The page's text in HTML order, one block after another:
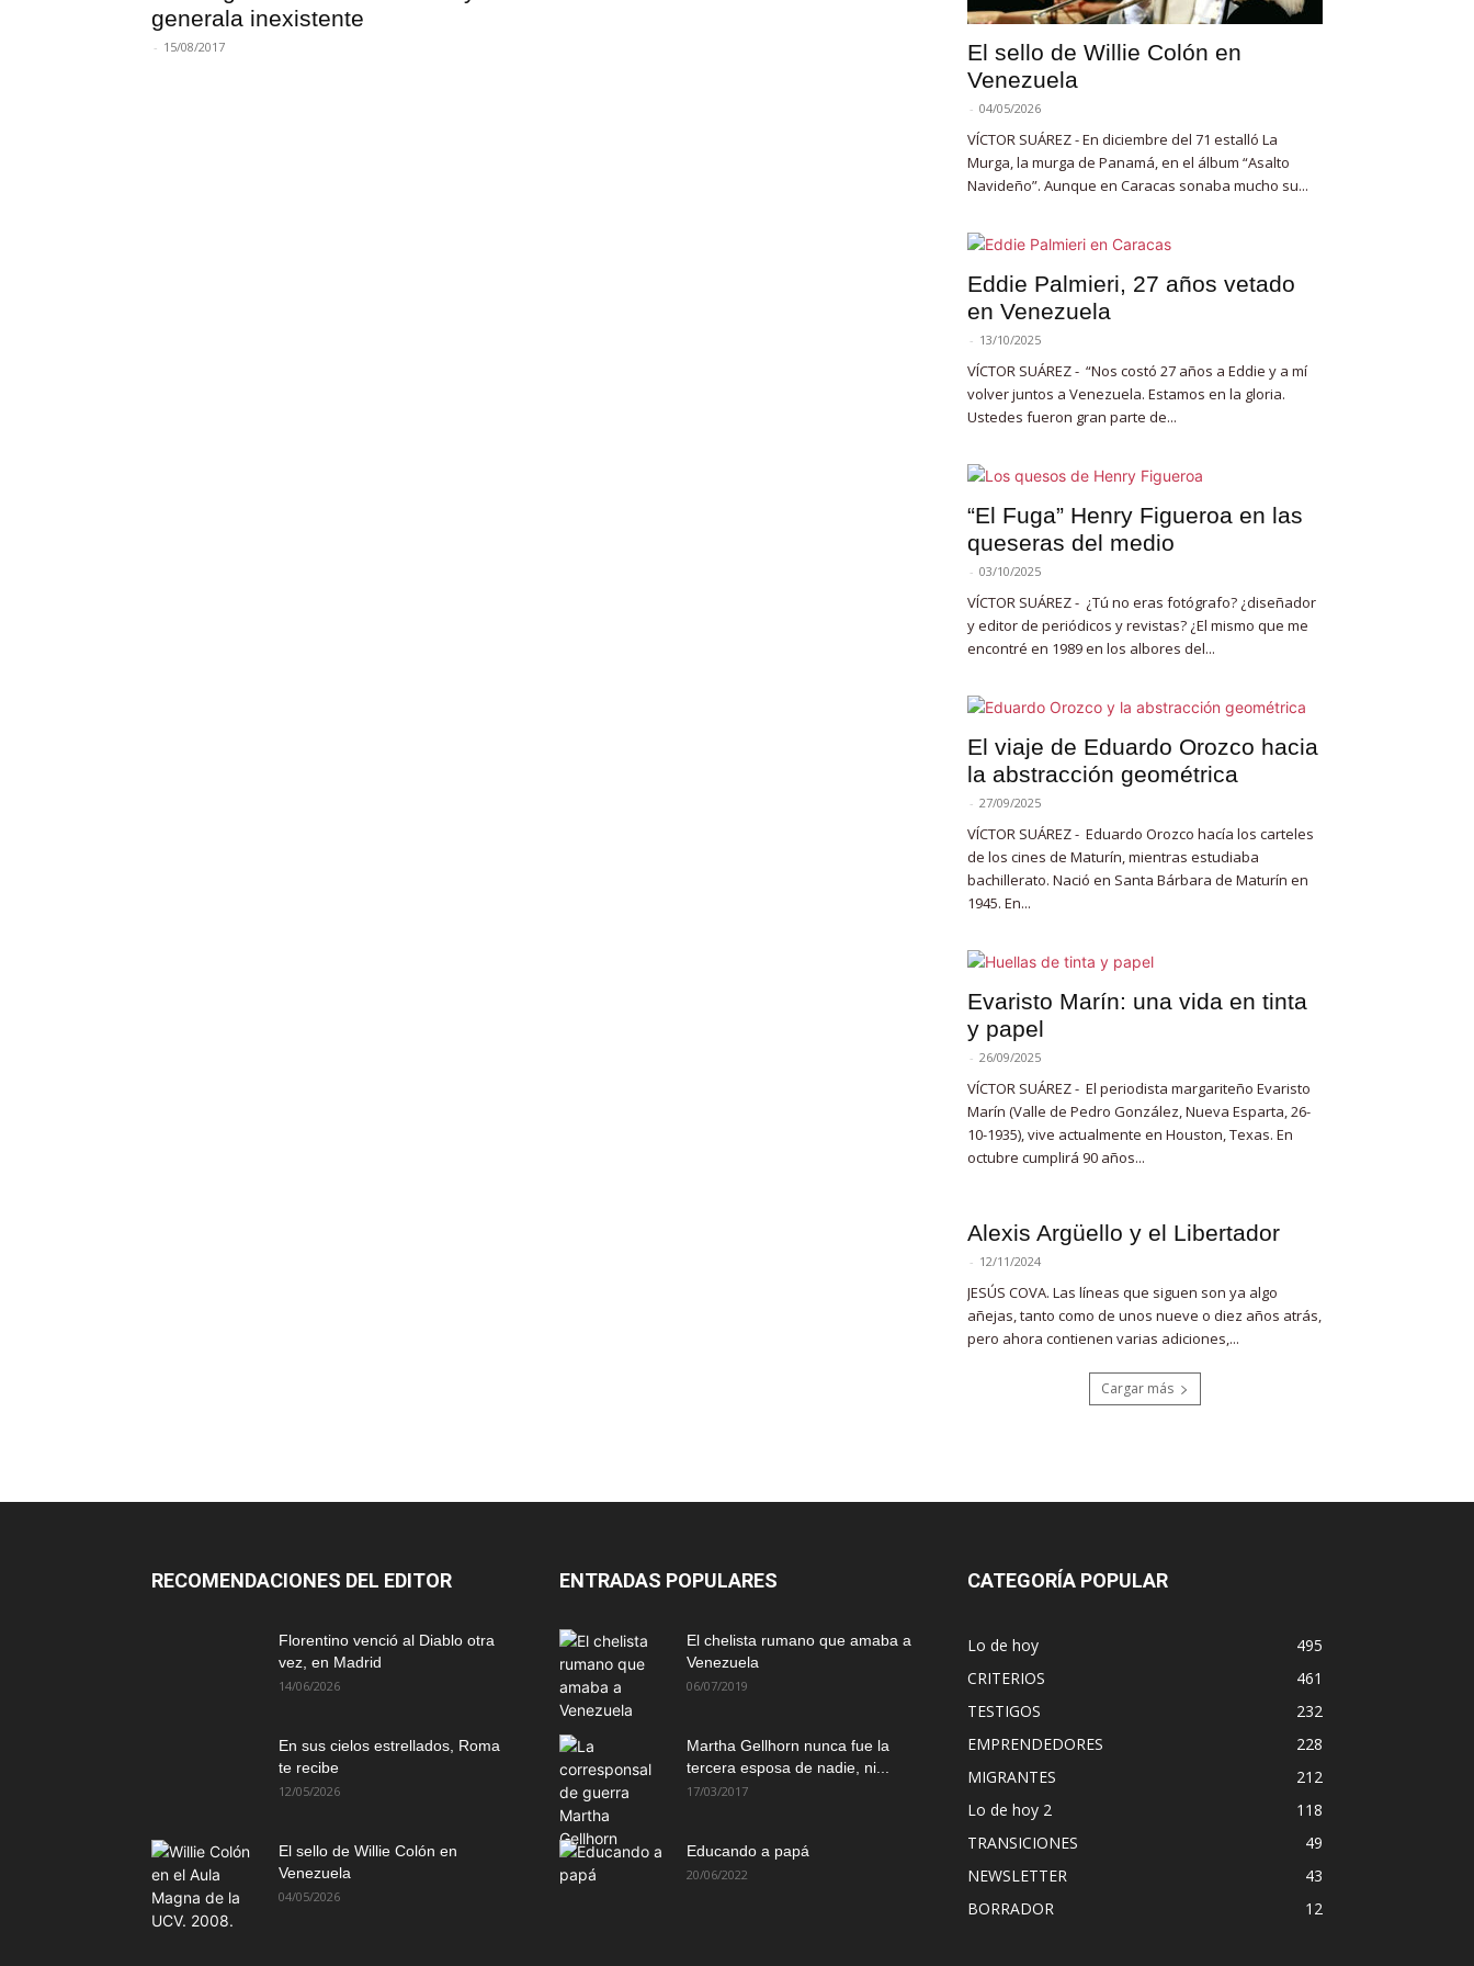
generala inexistente
- 15/08/2017
El sello de Willie Colón en
Venezuela
- 04/05/2026
VÍCTOR SUÁREZ - En diciembre del 71 estalló La
Murga, la murga de Panamá, en el álbum “Asalto
Navideño”. Aunque en Caracas sonaba mucho su...
Eddie Palmieri, 27 años vetado
en Venezuela
- 13/10/2025
VÍCTOR SUÁREZ - “Nos costó 27 años a Eddie y a mí
volver juntos a Venezuela. Estamos en la gloria.
Ustedes fueron gran parte de...
“El Fuga” Henry Figueroa en las
queseras del medio
- 03/10/2025
VÍCTOR SUÁREZ - ¿Tú no eras fotógrafo? ¿diseñador
y editor de periódicos y revistas? ¿El mismo que me
encontré en 1989 en los albores del...
El viaje de Eduardo Orozco hacia
la abstracción geométrica
- 27/09/2025
VÍCTOR SUÁREZ - Eduardo Orozco hacía los carteles
de los cines de Maturín, mientras estudiaba
bachillerato. Nació en Santa Bárbara de Maturín en
1945. En...
Evaristo Marín: una vida en tinta
y papel
- 26/09/2025
VÍCTOR SUÁREZ - El periodista margariteño Evaristo
Marín (Valle de Pedro González, Nueva Esparta, 26-
10-1935), vive actualmente en Houston, Texas. En
octubre cumplirá 90 años...
Alexis Argüello y el Libertador
- 12/11/2024
JESÚS COVA. Las líneas que siguen son ya algo
añejas, tanto como de unos nueve o diez años atrás,
pero ahora contienen varias adiciones,...
Cargar más
RECOMENDACIONES DEL EDITOR
Florentino venció al Diablo otra
vez, en Madrid
14/06/2026
En sus cielos estrellados, Roma
te recibe
12/05/2026
El sello de Willie Colón en
Venezuela
04/05/2026
ENTRADAS POPULARES
El chelista rumano que amaba a
Venezuela
06/07/2019
Martha Gellhorn nunca fue la
tercera esposa de nadie, ni...
17/03/2017
Educando a papá
20/06/2022
CATEGORÍA POPULAR
Lo de hoy
495
CRITERIOS
461
TESTIGOS
232
EMPRENDEDORES
228
MIGRANTES
212
Lo de hoy 2
118
TRANSICIONES
49
NEWSLETTER
43
BORRADOR
12